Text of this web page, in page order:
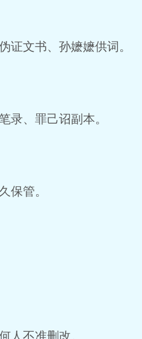
文书、孙嬷嬷供词。
录、罪己诏副本。
保管。
人不准删改。